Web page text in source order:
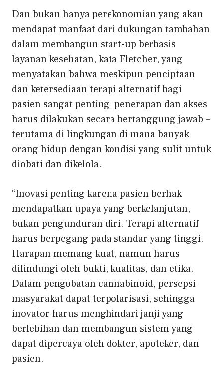
Dan bukan hanya perekonomian yang akan
mendapat manfaat dari dukungan tambahan
dalam membangun start-up berbasis
layanan kesehatan, kata Fletcher, yang
menyatakan bahwa meskipun penciptaan
dan ketersediaan terapi alternatif bagi
pasien sangat penting, penerapan dan akses
harus dilakukan secara bertanggung jawab –
terutama di lingkungan di mana banyak
orang hidup dengan kondisi yang sulit untuk
diobati dan dikelola.
“Inovasi penting karena pasien berhak
mendapatkan upaya yang berkelanjutan,
bukan pengunduran diri. Terapi alternatif
harus berpegang pada standar yang tinggi.
Harapan memang kuat, namun harus
dilindungi oleh bukti, kualitas, dan etika.
Dalam pengobatan cannabinoid, persepsi
masyarakat dapat terpolarisasi, sehingga
inovator harus menghindari janji yang
berlebihan dan membangun sistem yang
dapat dipercaya oleh dokter, apoteker, dan
pasien.